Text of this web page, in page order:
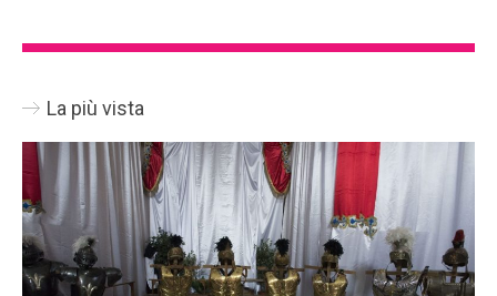
La più vista